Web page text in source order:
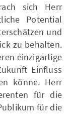
sich Herr
Potential
und
zu behalten.
einzigartige
Einfluss
könne. Herr
für die
für die